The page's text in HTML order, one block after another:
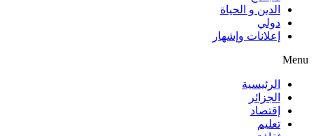
الدين و الحياة
دولي
إعلانات وإشهار
Menu
الرئيسية
الجزائر
إقتصاد
تعليم